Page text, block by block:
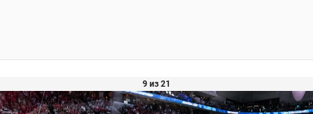
9 из 21